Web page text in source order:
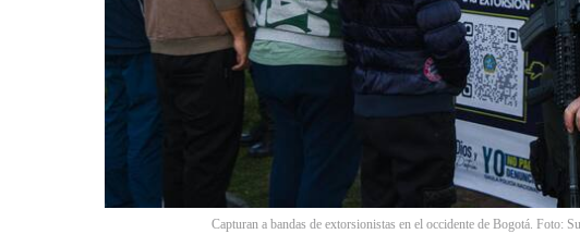
Capturan a bandas de extorsionistas en el occidente de Bogotá. Foto: